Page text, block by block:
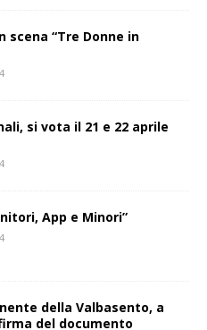
scena “Tre Donne in
si vota il 21 e 22 aprile
App e Minori”
della Valbasento, a
del documento